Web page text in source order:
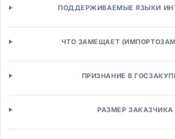
Headless Commerce
Управление торговлей
Управление заказами (OMS)
Кассы и POS
POS-системы для розницы
ПОДДЕРЖИВАЕМЫЕ ЯЗЫКИ
ЧТО ЗАМЕЩАЕТ
ПРИЗНАНИЕ В
РАЗМЕР ЗАКАЗЧИКА